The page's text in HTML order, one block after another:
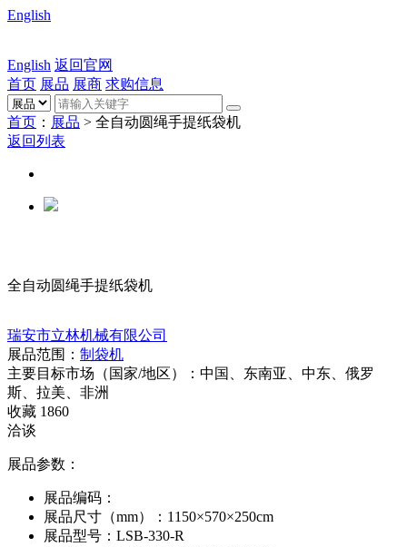
English
English 返回官网
首页 展品 展商 求购信息
首页 ： 展品 > 全自动圆绳手提纸袋机
返回列表
全自动圆绳手提纸袋机
瑞安市立林机械有限公司
展品范围： 制袋机
主要目标市场（国家/地区）： 中国、东南亚、中东、俄罗
斯、拉美、非洲
收藏 1860
洽谈
展品参数：
展品编码：
展品尺寸（mm）： 1150×570×250cm
展品型号： LSB-330-R